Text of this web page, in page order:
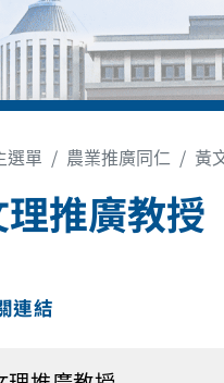
選單 農業推廣同仁 黃
推廣教授
連結